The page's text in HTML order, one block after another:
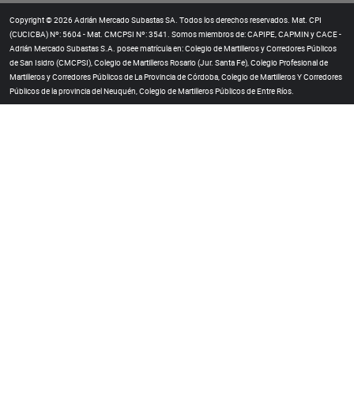
Copyright © 2026 Adrián Mercado Subastas SA. Todos los derechos reservados. Mat. CPI
(CUCICBA) Nº: 5604 - Mat. CMCPSI Nº: 3541. Somos miembros de: CAPIPE, CAPMIN y CACE -
Adrián Mercado Subastas S.A. posee matrícula en: Colegio de Martilleros y Corredores Públicos
de San Isidro (CMCPSI), Colegio de Martilleros Rosario (Jur. Santa Fe), Colegio Profesional de
Martilleros y Corredores Públicos de La Provincia de Córdoba, Colegio de Martilleros Y Corredores
Públicos de la provincia del Neuquén, Colegio de Martilleros Públicos de Entre Ríos.